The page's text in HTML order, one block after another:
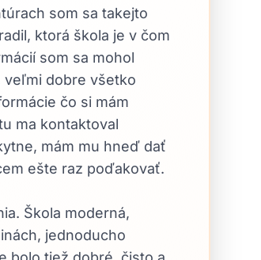
som sa takejto
ktorá škola je v čom
som sa mohol
veľmi dobre všetko
čo si mám
ma kontaktoval
mám mu hneď dať
ešte raz poďakovať.
Škola moderná,
jednoducho